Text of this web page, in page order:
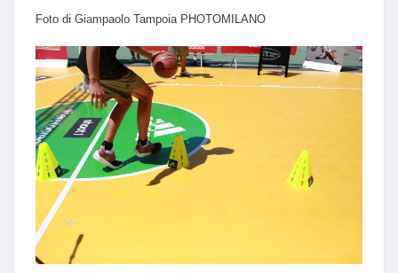
Foto di Giampaolo Tampoia PHOTOMILANO